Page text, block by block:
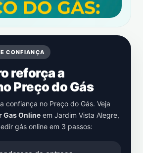
CONFIANÇA
reforça a
Preço do Gás
confiança no Preço do Gás. Veja
Gas Online em Jardim Vista Alegre,
gás online em 3 passos: